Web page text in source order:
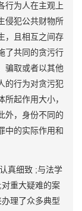
行为人在主观上
侵犯公共财物所
，且相互之间存
了共同的贪污行
骗取或者以其他
的行为对贪污犯
起作用大小，
外，身份不同的
中的实际作用和
真细致 ;与法学
重大疑难的案
理了众多典型